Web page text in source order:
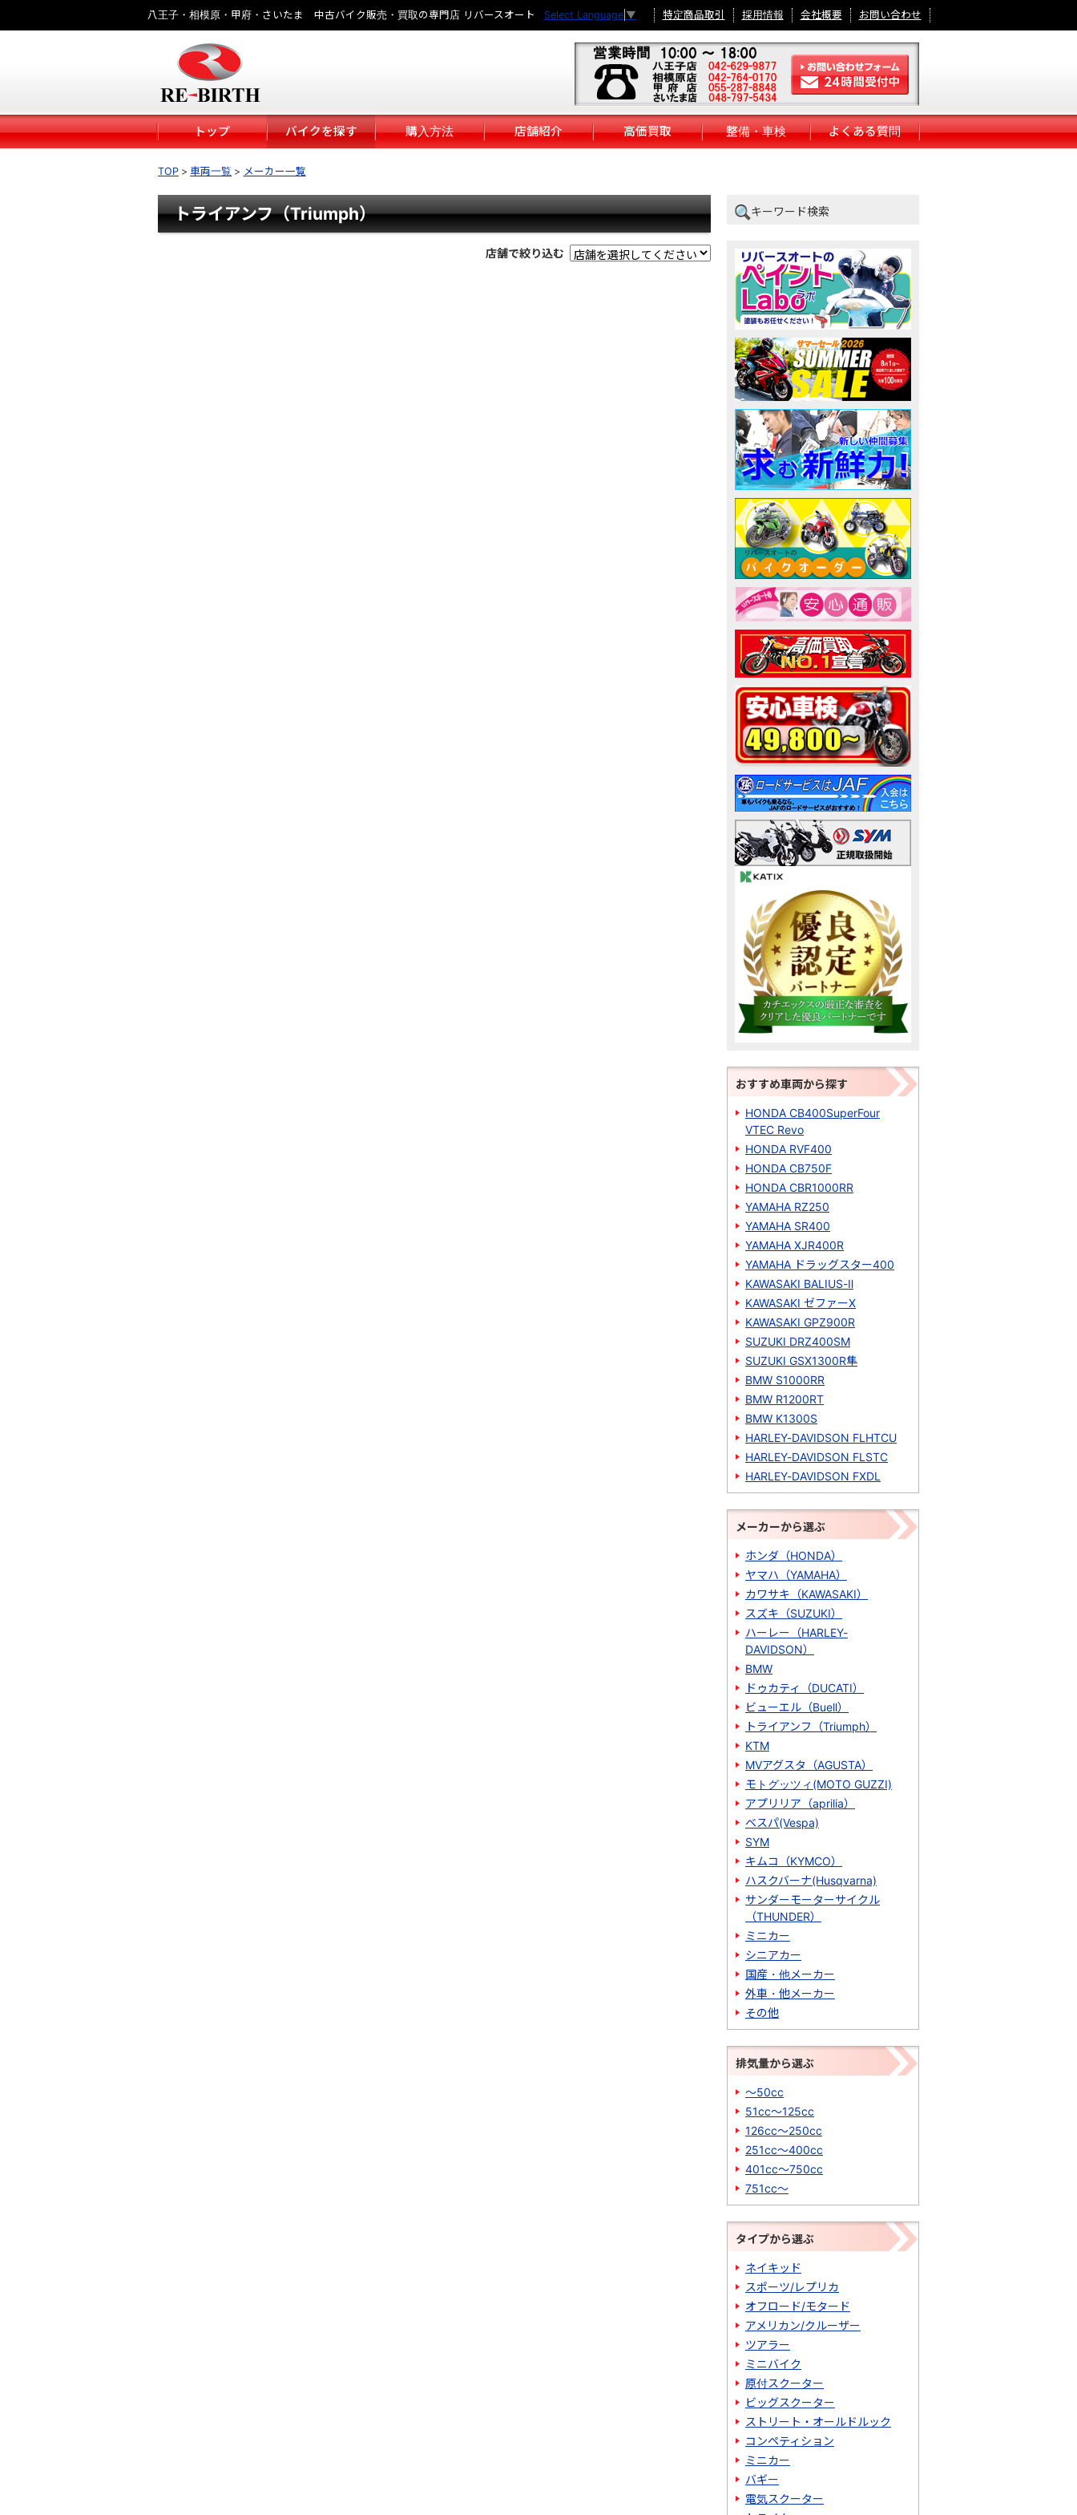
八王子・相模原・甲府・さいたま 中古バイク販売・買取の専門店 リバースオート Select Language ▼ 特定商品取引 採用情報 会社概要 お問い合わせ
トップ バイクを探す 購入方法 店舗紹介 高価買取 整備・車検 よくある質問
TOP 車両一覧 メーカー一覧
トライアンフ（Triumph）
店舗で絞り込む
キーワード検索
おすすめ車両から探す
HONDA CB400SuperFour
VTEC Revo
HONDA RVF400
HONDA CB750F
HONDA CBR1000RR
YAMAHA RZ250
YAMAHA SR400
YAMAHA XJR400R
YAMAHA ドラッグスター400
KAWASAKI BALIUS-Ⅱ
KAWASAKI ゼファーΧ
KAWASAKI GPZ900R
SUZUKI DRZ400SM
SUZUKI GSX1300R隼
BMW S1000RR
BMW R1200RT
BMW K1300S
HARLEY-DAVIDSON FLHTCU
HARLEY-DAVIDSON FLSTC
HARLEY-DAVIDSON FXDL
メーカーから選ぶ
ホンダ（HONDA）
ヤマハ（YAMAHA）
カワサキ（KAWASAKI）
スズキ（SUZUKI）
ハーレー（HARLEY-
DAVIDSON）
BMW
ドゥカティ（DUCATI）
ビューエル（Buell）
トライアンフ（Triumph）
KTM
MVアグスタ（AGUSTA）
モトグッツィ(MOTO GUZZI)
アプリリア（aprilia）
ベスパ(Vespa)
SYM
キムコ（KYMCO）
ハスクバーナ(Husqvarna)
サンダーモーターサイクル
（THUNDER）
ミニカー
シニアカー
国産・他メーカー
外車・他メーカー
その他
排気量から選ぶ
～50cc
51cc～125cc
126cc～250cc
251cc～400cc
401cc～750cc
751cc～
タイプから選ぶ
ネイキッド
スポーツ/レプリカ
オフロード/モタード
アメリカン/クルーザー
ツアラー
ミニバイク
原付スクーター
ビッグスクーター
ストリート・オールドルック
コンペティション
ミニカー
バギー
電気スクーター